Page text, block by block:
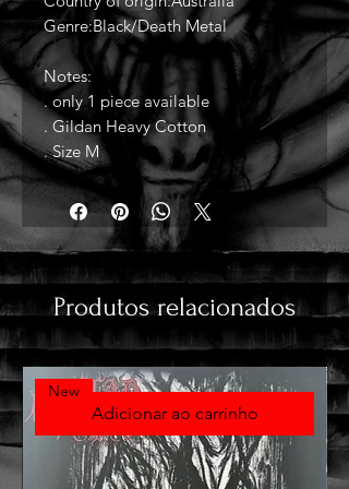
Genre:Black/Death Metal
Notes:
. only 1 piece available
. Gildan Heavy Cotton
. Size M
Produtos relacionados
Adicionar ao carrinho
New